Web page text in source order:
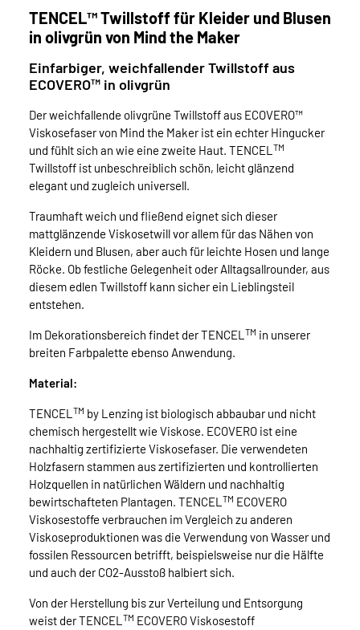
TENCEL™ Twillstoff für Kleider und Blusen
in olivgrün von Mind the Maker
Einfarbiger, weichfallender Twillstoff aus
ECOVERO™ in olivgrün
Der weichfallende olivgrüne Twillstoff aus ECOVERO™
Viskosefaser von Mind the Maker ist ein echter Hingucker
und fühlt sich an wie eine zweite Haut. TENCEL TM
Twillstoff ist unbeschreiblich schön, leicht glänzend
elegant und zugleich universell.
Traumhaft weich und fließend eignet sich dieser
mattglänzende Viskosetwill vor allem für das Nähen von
Kleidern und Blusen, aber auch für leichte Hosen und lange
Röcke. Ob festliche Gelegenheit oder Alltagsallrounder, aus
diesem edlen Twillstoff kann sicher ein Lieblingsteil
entstehen.
Im Dekorationsbereich findet der TENCEL TM in unserer
breiten Farbpalette ebenso Anwendung.
Material:
TENCEL TM by Lenzing ist biologisch abbaubar und nicht
chemisch hergestellt wie Viskose. ECOVERO ist eine
nachhaltig zertifizierte Viskosefaser. Die verwendeten
Holzfasern stammen aus zertifizierten und kontrollierten
Holzquellen in natürlichen Wäldern und nachhaltig
bewirtschafteten Plantagen. TENCEL TM ECOVERO
Viskosestoffe verbrauchen im Vergleich zu anderen
Viskoseproduktionen was die Verwendung von Wasser und
fossilen Ressourcen betrifft, beispielsweise nur die Hälfte
und auch der CO2-Ausstoß halbiert sich.
Von der Herstellung bis zur Verteilung und Entsorgung
weist der TENCEL TM ECOVERO Viskosestoff